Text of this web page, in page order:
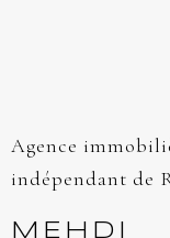
Agence
indépendant de
MEHDI